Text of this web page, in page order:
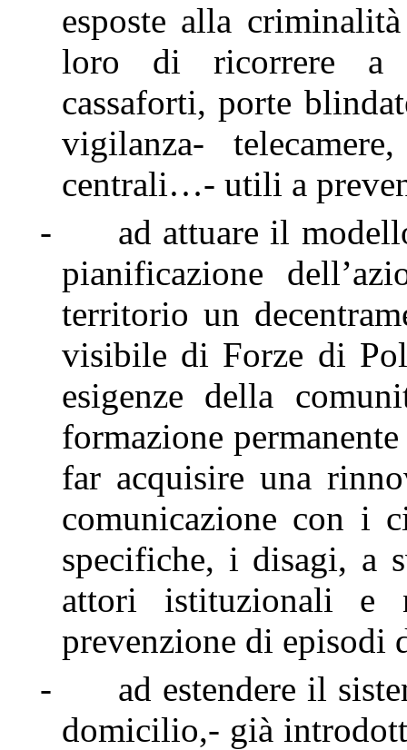
esposte alla
loro di ricorrere a
cassaforti, porte
vigilanza-
centrali…- utili a
-
ad attuare il
pianificazione
territorio un
visibile di Forze di
esigenze della
formazione
far acquisire una
comunicazione con i
specifiche, i disagi, a
attori istituzionali e
prevenzione di
-
ad estendere il
domicilio,- già